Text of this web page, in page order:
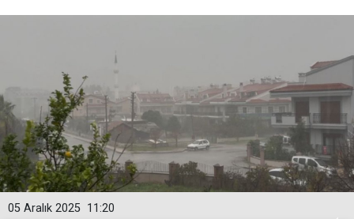
11:20
05 Aralık 2025